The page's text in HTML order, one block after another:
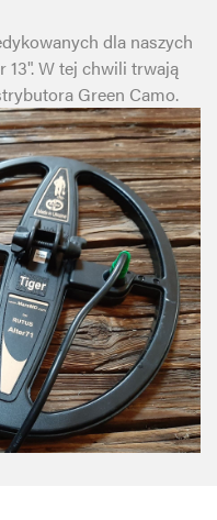
dla naszych
13". W tej chwili trwają
Green Camo.